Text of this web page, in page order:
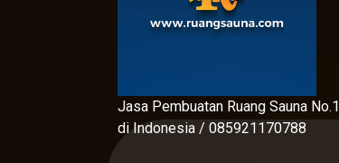
Jasa Pembuatan Ruang Sauna No.1
di Indonesia / 085921170788